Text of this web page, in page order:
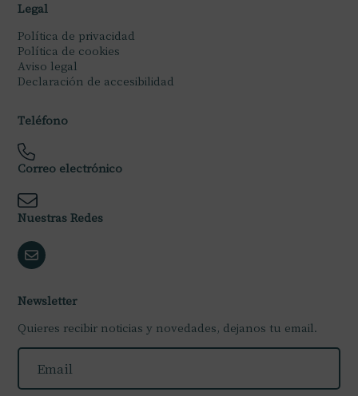
Legal
Política de privacidad
Política de cookies
Aviso legal
Declaración de accesibilidad
Teléfono
Correo electrónico
Nuestras Redes
Newsletter
Quieres recibir noticias y novedades, dejanos tu email.